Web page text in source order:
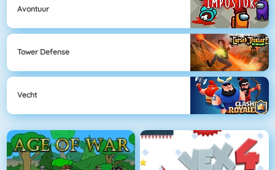
Avontuur
Tower Defense
Vecht